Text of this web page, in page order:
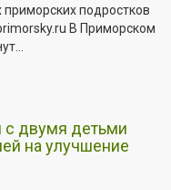
подростков
В Приморском
с двумя детьми
на улучшение